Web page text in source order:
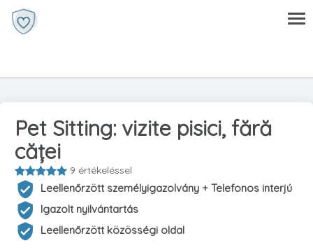
Pet Sitting: vizite pisici, fără
căței
9 értékeléssel
Leellenőrzött személyigazolvány + Telefonos interjú
Igazolt nyilvántartás
Leellenőrzött közösségi oldal